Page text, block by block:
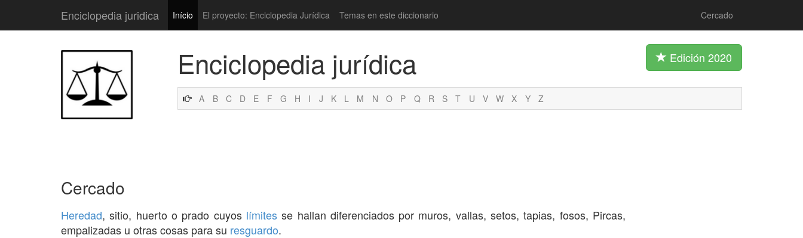
Enciclopedia juridica Início El proyecto: Enciclopedia Jurídica Temas en este diccionario Cercado
Enciclopedia jurídica Edición 2020
A B C D E F G H I J K L M N O P Q R S T U V W X Y Z
Cercado
Heredad, sitio, huerto o prado cuyos límitesse hallan diferenciados por muros, vallas, setos, tapias, fosos, Pircas,
empalizadas u otras cosas para su resguardo.